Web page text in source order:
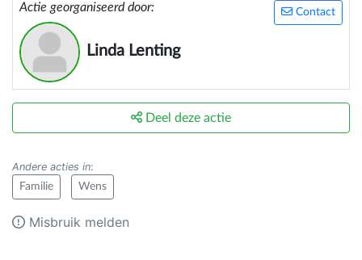
Contact
Actie georganiseerd door:
Linda Lenting
Deel deze actie
Andere acties in:
Familie Wens
Misbruik melden